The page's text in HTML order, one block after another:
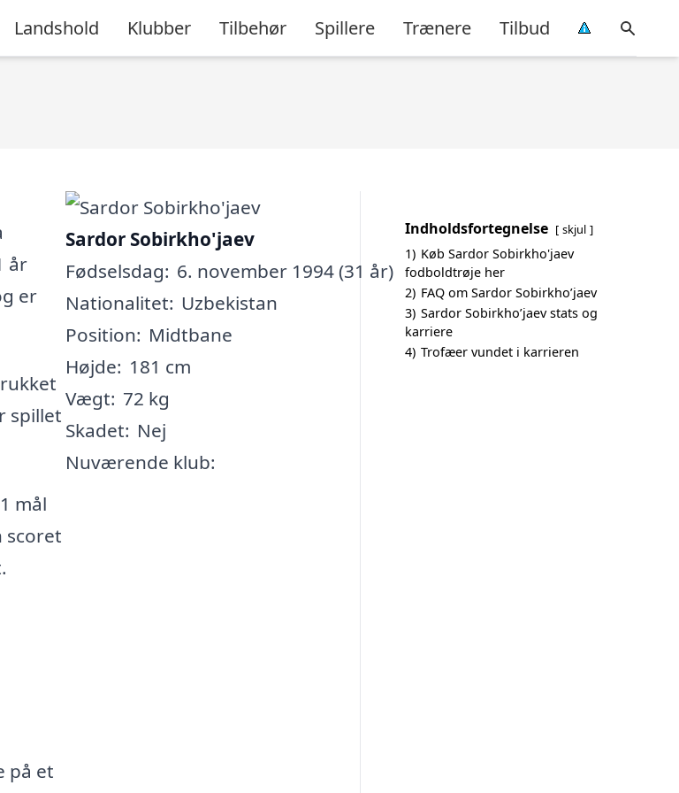
Landshold Klubber Tilbehør Spillere Trænere Tilbud
år
er
spillet
mål
scoret
på et
Sardor Sobirkho'jaev
Fødselsdag: 6. november 1994 (31 år)
Nationalitet: Uzbekistan
Position: Midtbane
Højde: 181 cm
Vægt: 72 kg
Skadet: Nej
Nuværende klub:
Indholdsfortegnelse skjul
1) Køb Sardor Sobirkho'jaev
fodboldtrøje her
2) FAQ om Sardor Sobirkho’jaev
3) Sardor Sobirkho’jaev stats og
karriere
4) Trofæer vundet i karrieren